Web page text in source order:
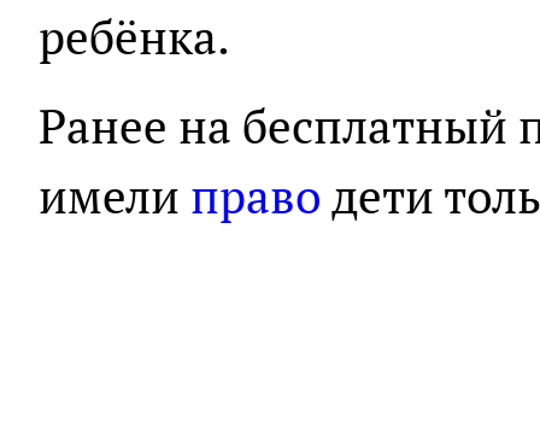
ребёнка.
Ранее на бесплатный
имели праводети